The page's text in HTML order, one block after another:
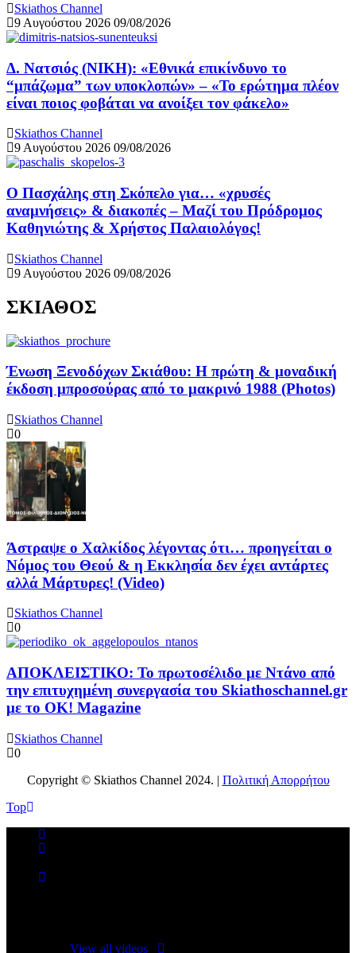
Skiathos Channel
9 Αυγούστου 2026 09/08/2026
Δ. Νατσιός (ΝΙΚΗ): «Εθνικά επικίνδυνο το
“μπάζωμα” των υποκλοπών» – «Το ερώτημα πλέον
είναι ποιος φοβάται να ανοίξει τον φάκελο»
Skiathos Channel
9 Αυγούστου 2026 09/08/2026
Ο Πασχάλης στη Σκόπελο για… «χρυσές
αναμνήσεις» & διακοπές – Μαζί του Πρόδρομος
Καθηνιώτης & Χρήστος Παλαιολόγος!
Skiathos Channel
9 Αυγούστου 2026 09/08/2026
ΣΚΙΑΘΟΣ
Ένωση Ξενοδόχων Σκιάθου: Η πρώτη & μοναδική
έκδοση μπροσούρας από το μακρινό 1988 (Photos)
Skiathos Channel
0
Άστραψε ο Χαλκίδος λέγοντας ότι… προηγείται ο
Νόμος του Θεού & η Εκκλησία δεν έχει αντάρτες
αλλά Μάρτυρες! (Video)
Skiathos Channel
0
ΑΠΟΚΛΕΙΣΤΙΚΟ: Το πρωτοσέλιδο με Ντάνο από
την επιτυχημένη συνεργασία του Skiathoschannel.gr
με το OK! Magazine
Skiathos Channel
0
Copyright © Skiathos Channel 2024. | Πολιτική Απορρήτου
Top
View all videos